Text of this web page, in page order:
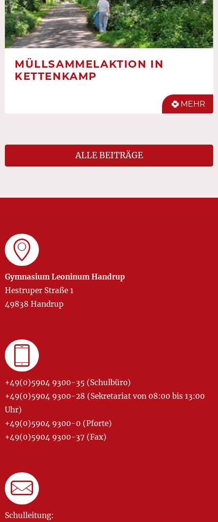
MÜLLSAMMELAKTION IN
KETTENKAMP
MEHR
ALLE BEITRÄGE
Gymnasium Leoninum Handrup
Hestruper Straße 1
49838 Handrup
+49(0)5904 9300-35 (Schulbüro)
+49(0)5904 9300-28 (Sekretariat von 08:00 bis 13:00
Uhr)
+49(0)5904 9300-0 (Pforte)
+49(0)5904 9300-37 (Fax)
Schulleitung: